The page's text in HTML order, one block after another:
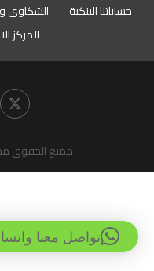
حساباتنا البنكية
الشكاوى
المركز
جميع الحقوق
تواصل معنا